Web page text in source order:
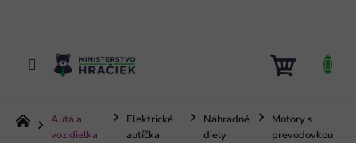
KOŠÍK
DomovAutá a
vozidielka
Elektrické
autíčka
Náhradné
diely
Motory s
prevodovkou